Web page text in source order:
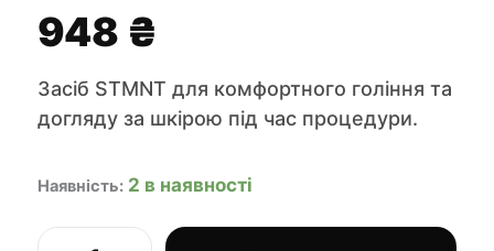
948 ₴
Засіб STMNT для комфортного гоління та
догляду за шкірою під час процедури.
Наявність: 2 в наявності